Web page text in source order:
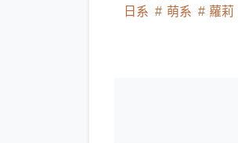
日系
萌系 蘿莉